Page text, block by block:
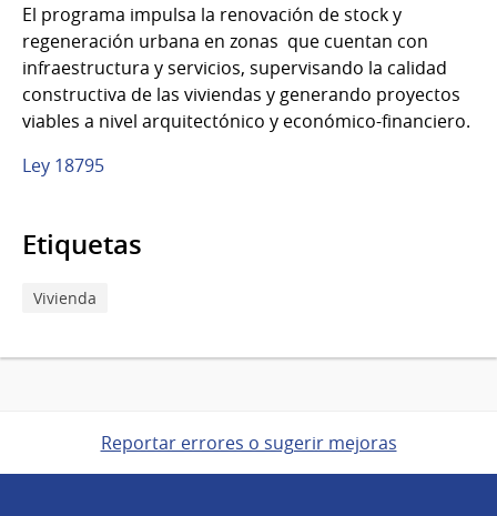
El programa impulsa la renovación de stock y
regeneración urbana en zonas que cuentan con
infraestructura y servicios, supervisando la calidad
constructiva de las viviendas y generando proyectos
viables a nivel arquitectónico y económico-financiero.
Ley 18795
Etiquetas
Vivienda
Reportar errores o sugerir mejoras